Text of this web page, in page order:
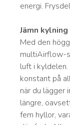
energi.
Jämn
Med den
multiAirflow-
luft i
konstant på
när du lägger
längre,
fem hyllor,